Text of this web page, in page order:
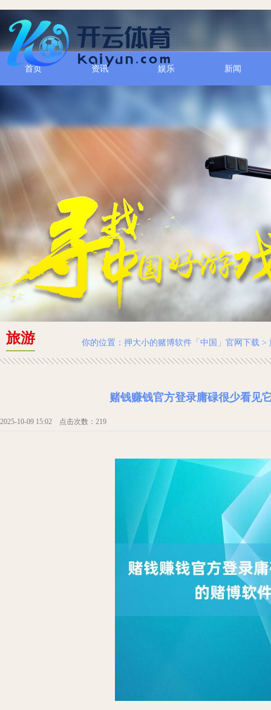
首页 资讯 娱乐 新闻
旅游 你的位置： 押大小的赌博软件「中国」官网下载 >
赌钱赚钱官方登录庸碌很少看见
2025-10-09 15:02 点击次数：219